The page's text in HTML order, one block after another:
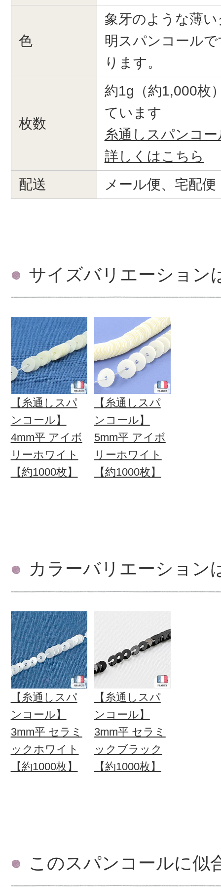
色
象牙のような薄
明スパンコール
ります。
枚数
約1g（約1,000枚
ています
糸通しスパンコ
詳しくはこちら
配送
メール便、宅配便
サイズバリエーション
【糸通しスパ
ンコール】
4mm平 アイボ
リーホワイト
【約1000枚】
【糸通しスパ
ンコール】
5mm平 アイボ
リーホワイト
【約1000枚】
カラーバリエーション
【糸通しスパ
ンコール】
3mm平 セラミ
ックホワイト
【約1000枚】
【糸通しスパ
ンコール】
3mm平 セラミ
ックブラック
【約1000枚】
このスパンコールに似